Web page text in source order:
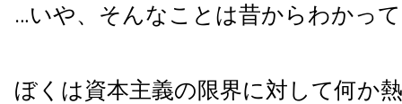
…いや、そんなことは昔からわかっ
ぼくは資本主義の限界に対して何か